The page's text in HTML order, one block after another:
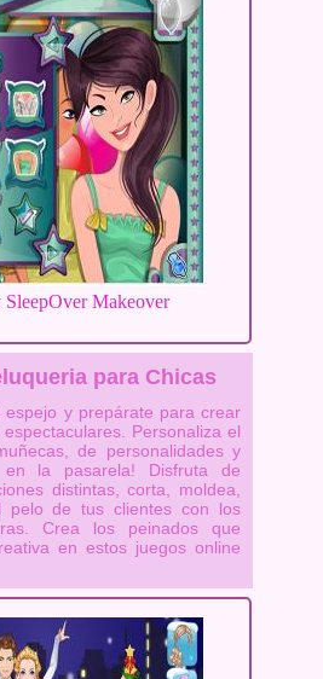
Makeover
para Chicas
espejo y prepárate para crear
Personaliza el
de personalidades y
la pasarela! Disfruta de
distintas, corta, moldea,
pelo de tus clientes con los
Crea los peinados que
en estos juegos online